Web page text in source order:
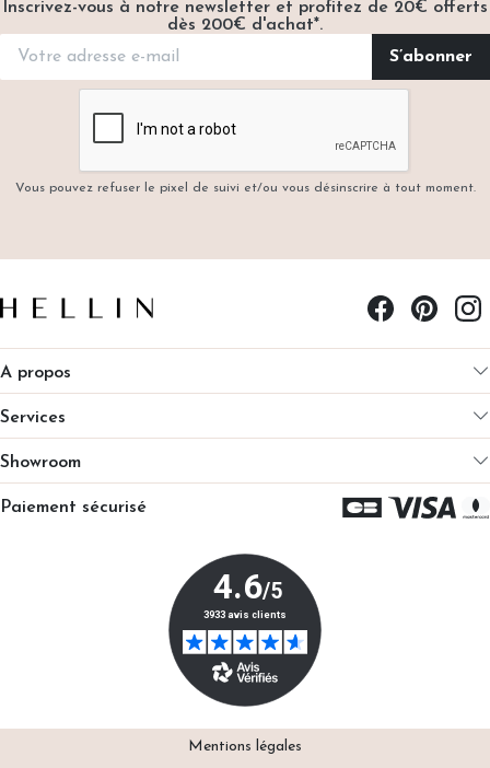
Inscrivez-vous à notre newsletter et profitez de 20€ offerts
dès 200€ d'achat*.
Vous pouvez refuser le pixel de suivi et/ou vous désinscrire à tout moment.
A propos
Services
Showroom
Paiement sécurisé
Mentions légales